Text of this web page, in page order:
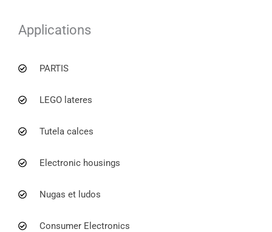
Applications
PARTIS
LEGO lateres
Tutela calces
Electronic housings
Nugas et ludos
Consumer Electronics